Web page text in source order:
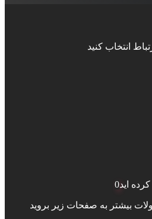
انتخاب کنید
اید0
بیشتر به صفحات زیر بروید